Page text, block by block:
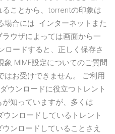
ことから、torrentの印象は
場合には インターネットまた
ウザによっては画面から一
ロードすると、正しく保存さ
MIME設定についてのご質問
はお受けできません。 ご利用
ウンロードに役立つトレント
知っていますが、多くは
ンロードしているトレント
ンロードしていることさえ